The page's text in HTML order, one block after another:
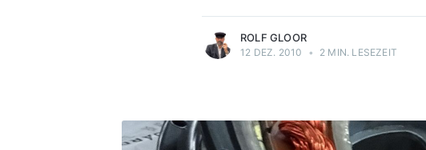
ROLF GLOOR
12 DEZ. 2010 • 2 MIN. LESEZEIT